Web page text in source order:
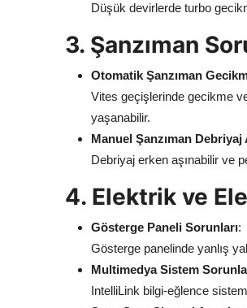
Düşük devirlerde turbo
3. Şanzıman
Otomatik Şanzıman
Vites geçişlerinde gecikme
yaşanabilir.
Manuel Şanzıman Debriyaj
Debriyaj erken aşınabilir ve
4. Elektrik ve
Gösterge Paneli Sorunları:
Gösterge panelinde yanlış
Multimedya Sistem
IntelliLink bilgi-eğlence